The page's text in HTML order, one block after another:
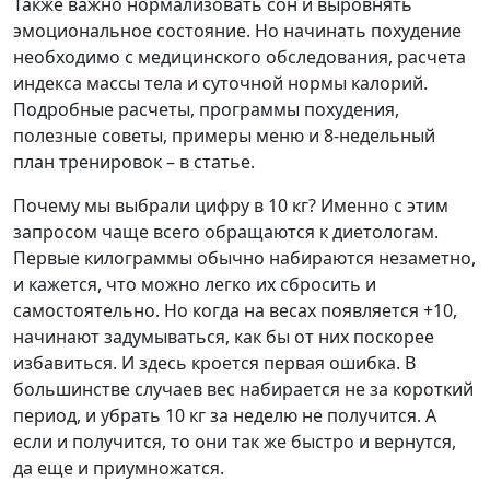
эмоциональное состояние. Но начинать похудение
необходимо с медицинского обследования, расчета
индекса массы тела и суточной нормы калорий.
Подробные расчеты, программы похудения,
полезные советы, примеры меню и 8-недельный
план тренировок – в статье.
Почему мы выбрали цифру в 10 кг? Именно с этим
запросом чаще всего обращаются к диетологам.
Первые килограммы обычно набираются незаметно,
и кажется, что можно легко их сбросить и
самостоятельно. Но когда на весах появляется +10,
начинают задумываться, как бы от них поскорее
избавиться. И здесь кроется первая ошибка. В
большинстве случаев вес набирается не за короткий
период, и убрать 10 кг за неделю не получится. А
если и получится, то они так же быстро и вернутся,
да еще и приумножатся.